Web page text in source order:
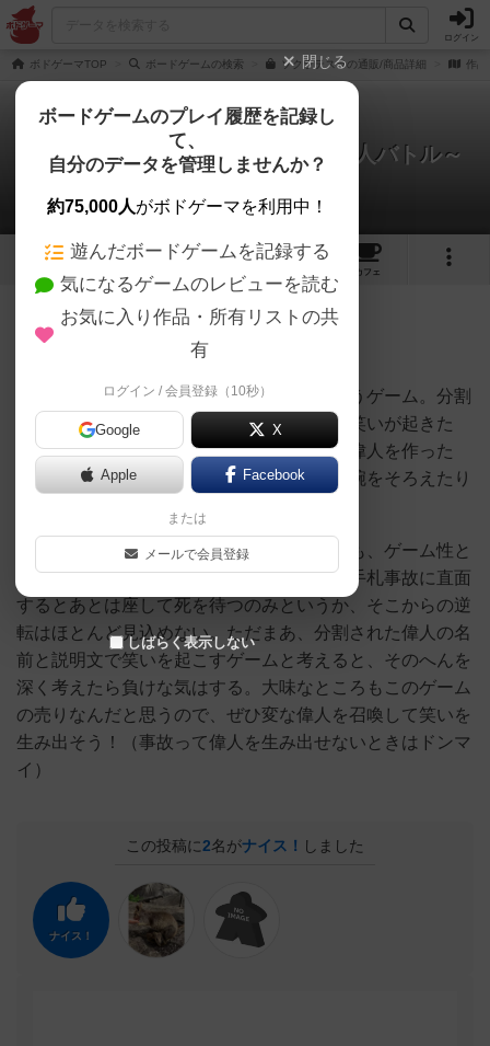
ログイン
ボドゲーマTOP ボードゲームの検索 ソクラテスラの通販/商品詳細 作品
ソクラテスラ～キメラティック偉人バトル～
深水あどらさんのレビュー
9 3 49
カフェ
249名 2名 0 2ヶ月前
分割された偉人の名前でキメラを作って戦うゲーム。分割
された名前や説明文の組み合わせによって笑いが起きた
り、強いステータスの組み合わせで最強の偉人を作った
り、封印されしイエスキリストの右腕と左腕をそろえたり
パーティゲームとして優秀ではあるけれども、ゲーム性と
しては正直残念なところもあるというか、手札事故に直面
するとあとは座して死を待つのみというか、そこからの逆
転はほとんど見込めない。ただまあ、分割された偉人の名
前と説明文で笑いを起こすゲームと考えると、そのへんを
深く考えたら負けな気はする。大味なところもこのゲーム
の売りなんだと思うので、ぜひ変な偉人を召喚して笑いを
生み出そう！（事故って偉人を生み出せないときはドンマ
イ）
この投稿に2名がナイス！ しました
ナイス！
閉じる
ボードゲームのプレイ履歴を記録し
て、
自分のデータを管理しませんか？
約75,000人がボドゲーマを利用中！
遊んだボードゲームを記録する
気になるゲームのレビューを読む
お気に入り作品・所有リストの共
有
ログイン / 会員登録（10秒）
Google X
Apple Facebook
または
メールで会員登録
しばらく表示しない